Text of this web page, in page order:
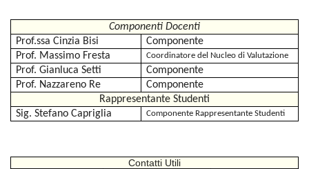
Componenti Docenti
Prof.ssa Cinzia Bisi
Componente
Prof. Massimo Fresta
Coordinatore del Nucleo di Valutazione
Prof. Gianluca Setti
Componente
Prof. Nazzareno Re
Componente
Rappresentante Studenti
Sig. Stefano Capriglia
Componente Rappresentante Studenti
Contatti Utili